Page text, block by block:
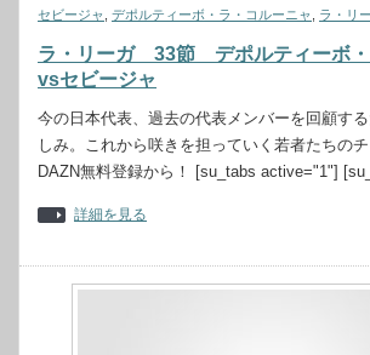
セビージャ
デポルティーボ・ラ・コルーニャ ラ・リ
ラ・リーガ 33節 デポルティーボ・
vsセビージャ
今の日本代表、過去の代表メンバーを回顧す
しみ。これから咲きを担っていく若者たちの
DAZN無料登録から！ [su_tabs active="1"]
詳細を見る